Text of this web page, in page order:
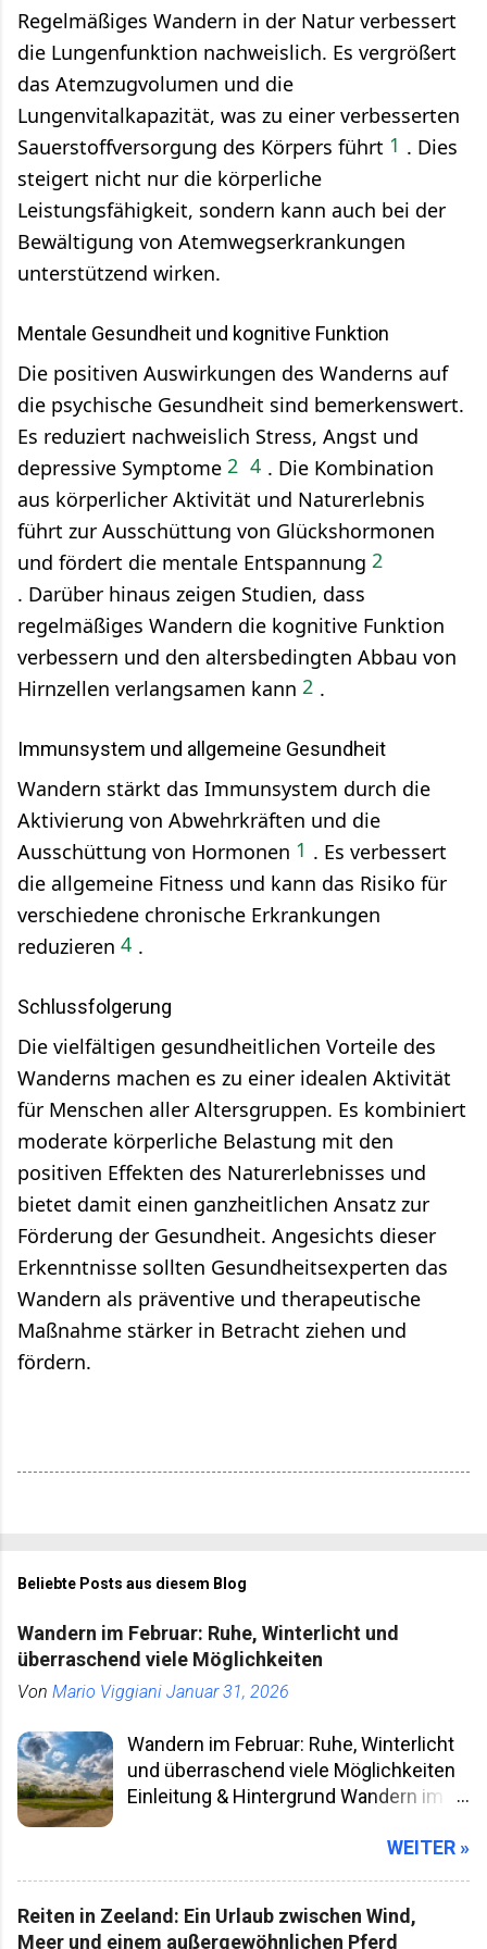
Regelmäßiges Wandern in der Natur verbessert
die Lungenfunktion nachweislich. Es vergrößert
das Atemzugvolumen und die
Lungenvitalkapazität, was zu einer verbesserten
Sauerstoffversorgung des Körpers führt 1 . Dies
steigert nicht nur die körperliche
Leistungsfähigkeit, sondern kann auch bei der
Bewältigung von Atemwegserkrankungen
unterstützend wirken.
Mentale Gesundheit und kognitive Funktion
Die positiven Auswirkungen des Wanderns auf
die psychische Gesundheit sind bemerkenswert.
Es reduziert nachweislich Stress, Angst und
depressive Symptome 2 4 . Die Kombination
aus körperlicher Aktivität und Naturerlebnis
führt zur Ausschüttung von Glückshormonen
und fördert die mentale Entspannung 2
. Darüber hinaus zeigen Studien, dass
regelmäßiges Wandern die kognitive Funktion
verbessern und den altersbedingten Abbau von
Hirnzellen verlangsamen kann 2 .
Immunsystem und allgemeine Gesundheit
Wandern stärkt das Immunsystem durch die
Aktivierung von Abwehrkräften und die
Ausschüttung von Hormonen 1 . Es verbessert
die allgemeine Fitness und kann das Risiko für
verschiedene chronische Erkrankungen
reduzieren 4 .
Schlussfolgerung
Die vielfältigen gesundheitlichen Vorteile des
Wanderns machen es zu einer idealen Aktivität
für Menschen aller Altersgruppen. Es kombiniert
moderate körperliche Belastung mit den
positiven Effekten des Naturerlebnisses und
bietet damit einen ganzheitlichen Ansatz zur
Förderung der Gesundheit. Angesichts dieser
Erkenntnisse sollten Gesundheitsexperten das
Wandern als präventive und therapeutische
Maßnahme stärker in Betracht ziehen und
fördern.
Beliebte Posts aus diesem Blog
Wandern im Februar: Ruhe, Winterlicht und
überraschend viele Möglichkeiten
Von Mario Viggiani Januar 31, 2026
Wandern im Februar: Ruhe, Winterlicht
und überraschend viele Möglichkeiten
Einleitung & Hintergrund Wandern im
Fingern, kurzen Tagen und Wegen, die
Wander­monate überhaupt. Die Natur ist
WEITER »
Reiten in Zeeland: Ein Urlaub zwischen Wind,
Meer und einem außergewöhnlichen Pferd